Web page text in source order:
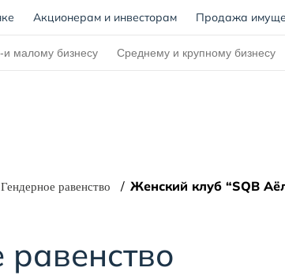
(current)
Акционерам и инвесторам Продажа
и малому бизнесу Среднему и крупному бизнесу
Гендерное равенство Женский клуб “SQB
равенство